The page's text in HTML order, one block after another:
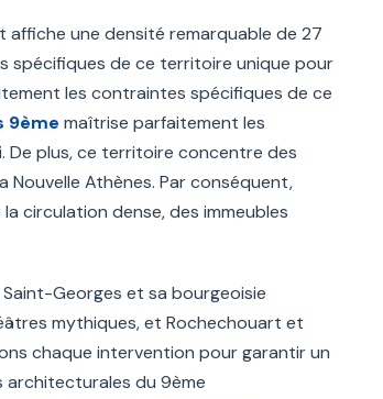
affiche une densité remarquable de 27
spécifiques de ce territoire unique pour
les contraintes spécifiques de ce
9ème maîtrise parfaitement les
De plus, ce territoire concentre des
Nouvelle Athènes. Par conséquent,
circulation dense, des immeubles
Georges et sa bourgeoisie
mythiques, et Rochechouart et
chaque intervention pour garantir un
architecturales du 9ème